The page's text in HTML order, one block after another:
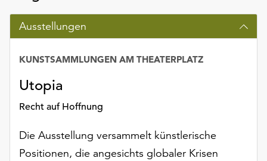
Ausstellungen
Utopia
Recht auf Hoffnung
KUNSTSAMMLUNGEN AM THEATERPLATZ
Die Ausstellung versammelt künstlerische
Positionen, die angesichts globaler Krisen